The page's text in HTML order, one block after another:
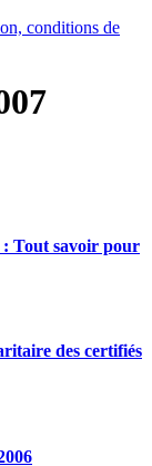
conditions de
: Tout savoir pour
des certifiés